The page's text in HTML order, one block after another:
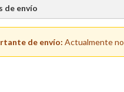
de envío
de envío: Actualmente no